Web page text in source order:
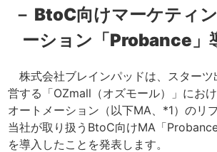
－ BtoC向けマーケティ
ーション「Probance」
株式会社ブレインパッドは、スターツ
営する「OZmall（オズモール）」にお
オートメーション（以下MA、*1）のリ
当社が取り扱うBtoC向けMA「
を導入したことを発表します。